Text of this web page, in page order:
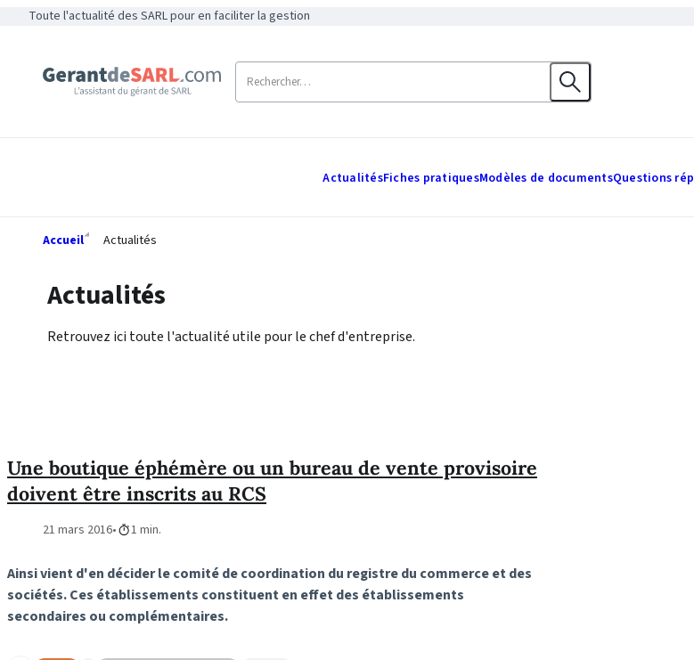
Toute l'actualité des SARL pour en faciliter la gestion
ActualitésFiches pratiquesModèles de documentsQuestions
Accueil Actualités
Actualités
Retrouvez ici toute l'actualité utile pour le chef d'entreprise.
Une boutique éphémère ou un bureau de vente provisoire
doivent être inscrits au RCS
21 mars 2016 1 min.
Ainsi vient d'en décider le comité de coordination du registre du commerce et des
sociétés. Ces établissements constituent en effet des établissements
secondaires ou complémentaires.